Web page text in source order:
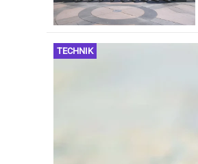
TECHNIK